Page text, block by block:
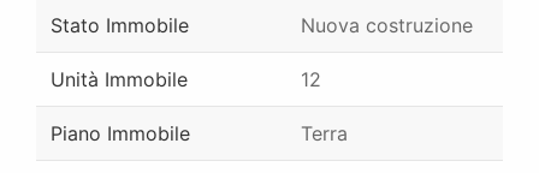
Stato Immobile Nuova costruzione
Unità Immobile 12
Piano Immobile Terra